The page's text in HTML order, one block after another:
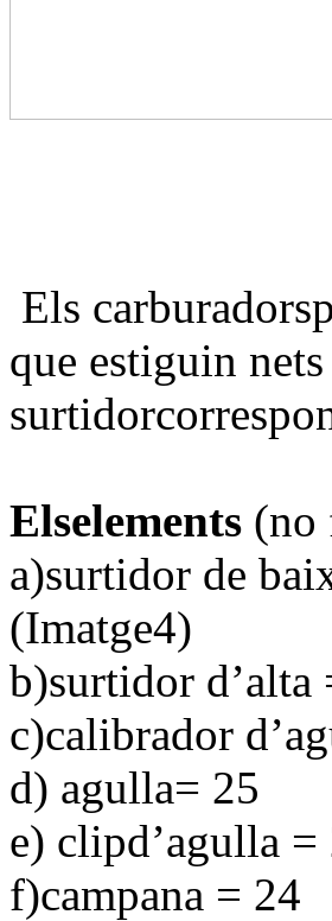
Els
que estiguin nets
Elselements (no
a)surtidor de
(Imatge4)
b)surtidor d’alta
c)calibrador
d) agulla= 25
e) clipd’agulla =
f)campana = 24